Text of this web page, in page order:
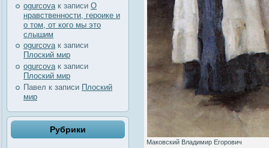
ogurcova к записи О
нравственности, героике и
о том, от кого мы это
слышим
ogurcovaк записи
Плоский мир
ogurcova к записи
Плоский мир
Павел к записи Плоский
мир
Рубрики
Маковский Владимир Егорович